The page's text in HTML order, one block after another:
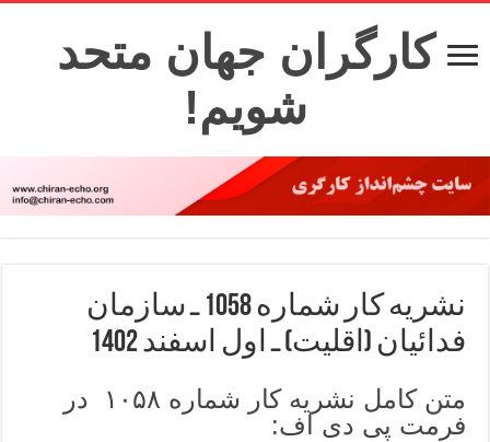
کارگران جهان متحد
شویم!
نشریه کار شماره 1058 ـ سازمان
فدائیان (اقلیت) ـ اول اسفند 1402
متن کامل نشریه کار شماره ۱۰۵۸ در
فرمت پی دی اف: